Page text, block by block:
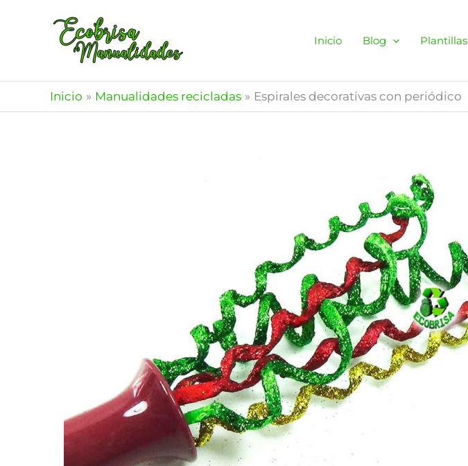
Inicio Blog Plantillas
Inicio Manualidades recicladas Espirales decorativas con periódico